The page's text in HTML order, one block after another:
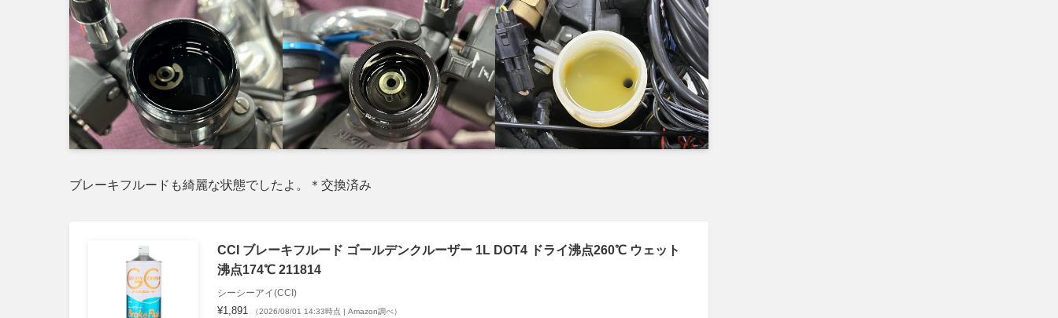
ブレーキフルードも綺麗な状態でしたよ。＊交換済み
CCI ブレーキフルード ゴールデンクルーザー 1L DOT4 ドライ沸点260℃ ウェット
沸点174℃ 211814
シーシーアイ(CCI)
¥1,891 （2026/08/01 14:33時点 | Amazon調べ）